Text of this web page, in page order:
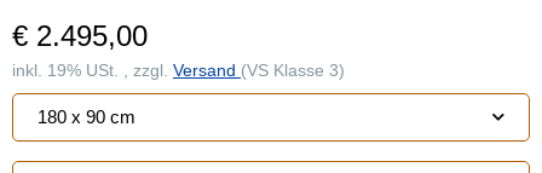
€ 2.495,00
inkl. 19% USt. , zzgl. Versand (VS Klasse 3)
180 x 90 cm